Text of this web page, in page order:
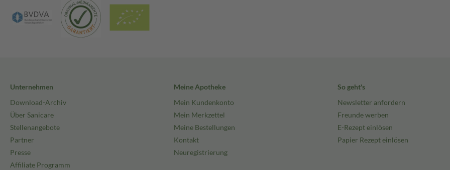
Unternehmen
Download-Archiv
Über Sanicare
Stellenangebote
Partner
Presse
Affiliate Programm
Meine Apotheke
Mein Kundenkonto
Mein Merkzettel
Meine Bestellungen
Kontakt
Neuregistrierung
So geht's
Newsletter anfordern
Freunde werben
E-Rezept einlösen
Papier Rezept einlösen